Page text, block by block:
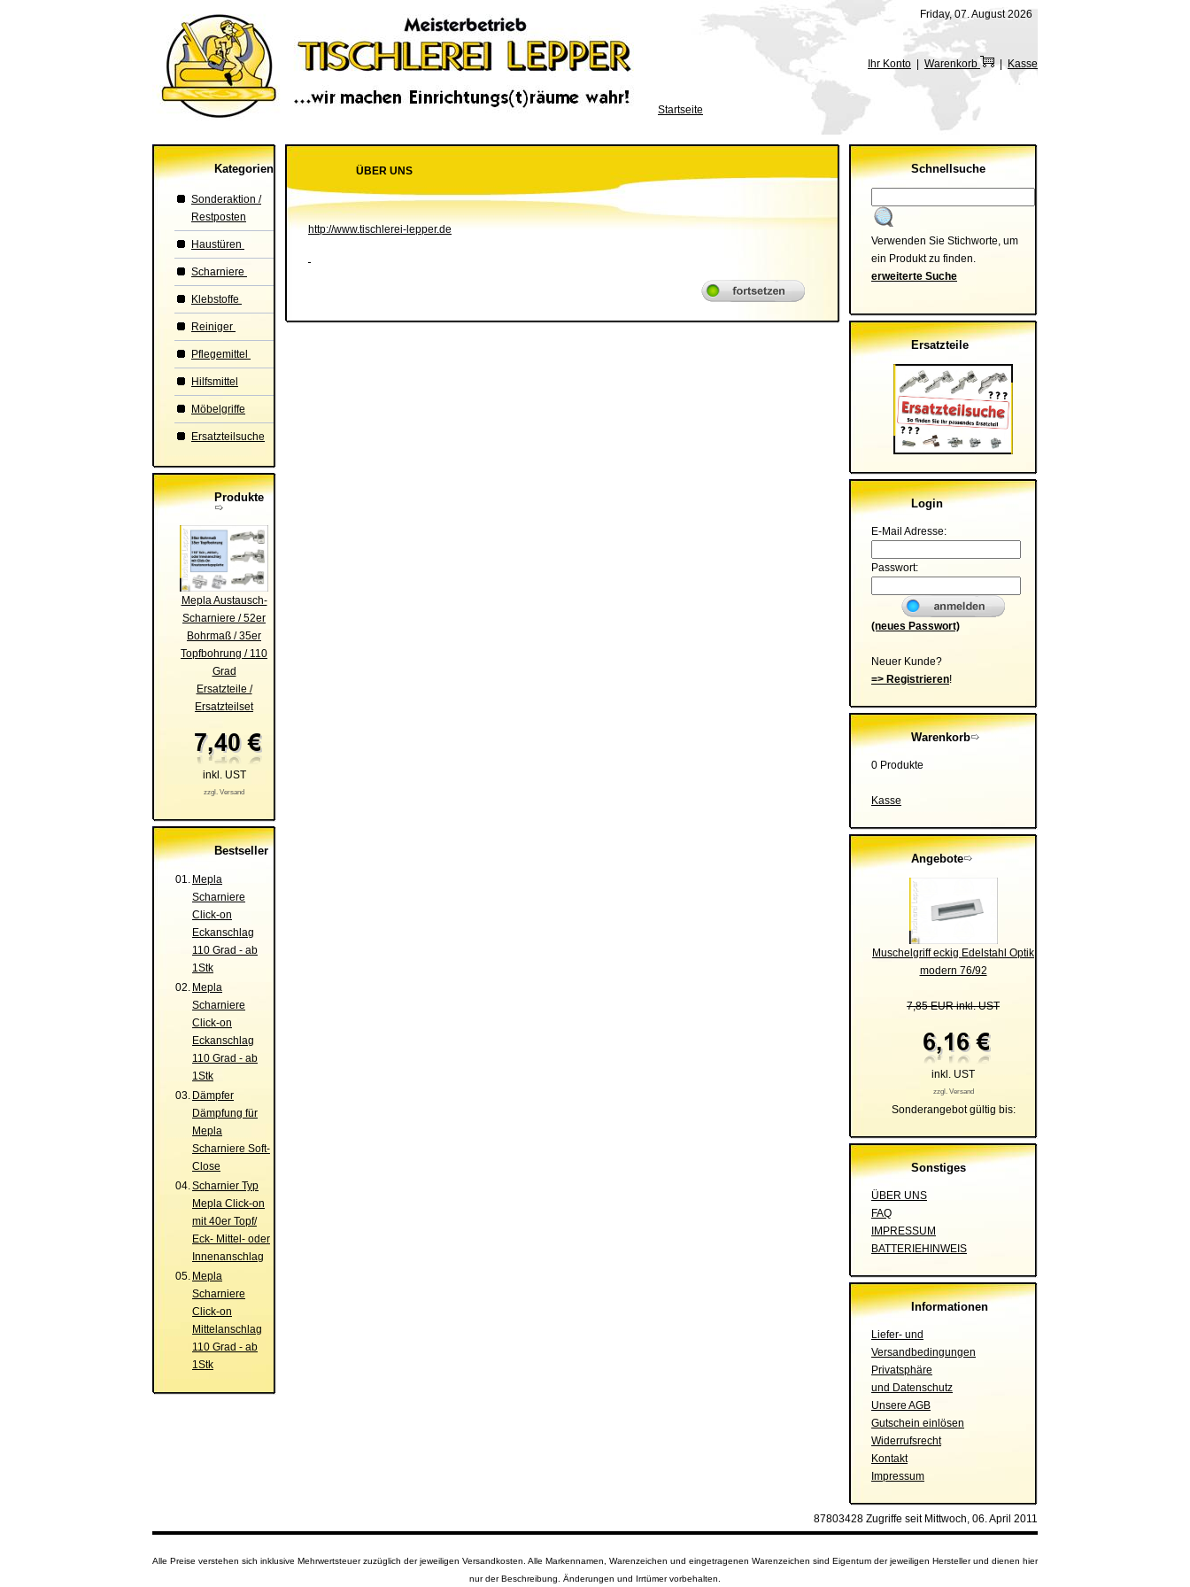
Friday, 07. August 2026
Ihr Konto Warenkorb | Kasse
Startseite
Kategorien
Sonderaktion /
Restposten
Haustüren
Scharniere
Klebstoffe
Reiniger
Pflegemittel
Hilfsmittel
Möbelgriffe
Ersatzteilsuche
Produkte
Mepla Austausch-
Scharniere / 52er
Bohrmaß / 35er
Topfbohrung / 110
Grad
Ersatzteile /
Ersatzteilset
inkl. UST
zzgl. Versand
Bestseller
01. Mepla
Scharniere
Click-on
Eckanschlag
110 Grad - ab
1Stk
02. Mepla
Scharniere
Click-on
Eckanschlag
110 Grad - ab
1Stk
03. Dämpfer
Dämpfung für
Mepla
Scharniere Soft-
Close
04.Scharnier Typ
Mepla Click-on
mit 40er Topf/
Eck- Mittel- oder
Innenanschlag
05. Mepla
Scharniere
Click-on
Mittelanschlag
110 Grad - ab
1Stk
ÜBER UNS
http://www.tischlerei-lepper.de
Schnellsuche
Verwenden Sie Stichworte, um
ein Produkt zu finden.
erweiterte Suche
Ersatzteile
Login
E-Mail Adresse:
Passwort:
(neues Passwort)
Neuer Kunde?
=> Registrieren!
Warenkorb
0 Produkte
Kasse
Angebote
Muschelgriff eckig Edelstahl Optik
modern 76/92
7,85 EUR inkl. UST
inkl. UST
zzgl. Versand
Sonderangebot gültig bis:
Sonstiges
ÜBER UNS
FAQ
IMPRESSUM
BATTERIEHINWEIS
Informationen
Liefer- und
Versandbedingungen
Privatsphäre
und Datenschutz
Unsere AGB
Gutschein einlösen
Widerrufsrecht
Kontakt
Impressum
87803428 Zugriffe seit Mittwoch, 06. April 2011
Alle Preise verstehen sich inklusive Mehrwertsteuer zuzüglich der jeweiligen Versandkosten. Alle Markennamen, Warenzeichen und eingetragenen Warenzeichen sind Eigentum der jeweiligen Hersteller und dienen hier
nur der Beschreibung. Änderungen und Irrtümer vorbehalten.